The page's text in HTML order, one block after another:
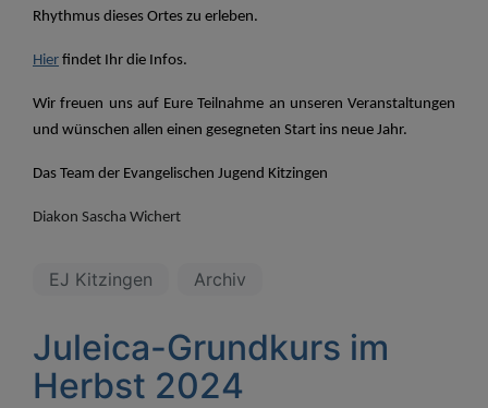
Rhythmus dieses Ortes zu erleben.
Hier findet Ihr die Infos.
Wir freuen uns auf Eure Teilnahme an unseren Veranstaltungen
und wünschen allen einen gesegneten Start ins neue Jahr.
Das Team der Evangelischen Jugend Kitzingen
Diakon Sascha Wichert
EJ Kitzingen Archiv
Juleica-Grundkurs im
Herbst 2024